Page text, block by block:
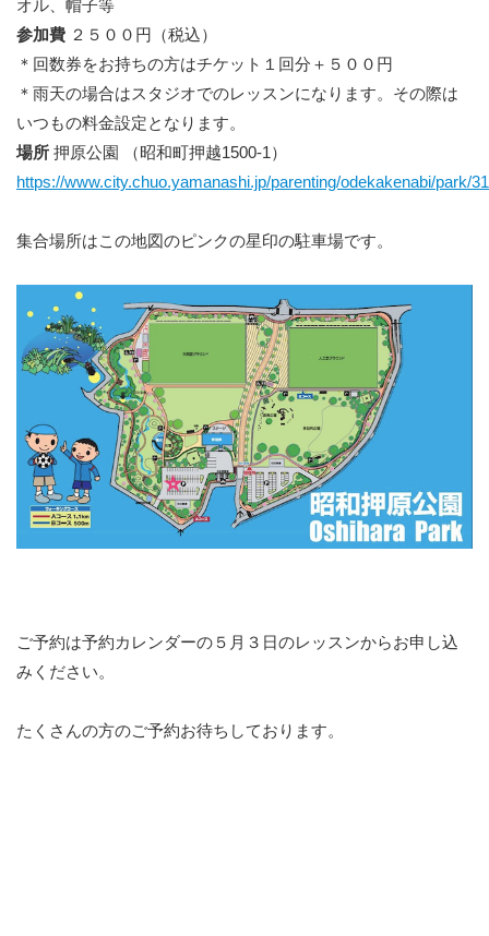
オル、帽子等
参加費 ２５００円（税込）
＊回数券をお持ちの方はチケット１回分＋５００円
＊雨天の場合はスタジオでのレッスンになります。その際は
いつもの料金設定となります。
場所 押原公園 （昭和町押越1500-1）
https://www.city.chuo.yamanashi.jp/parenting/odekakenabi/park/
集合場所はこの地図のピンクの星印の駐車場です。
ご予約は予約カレンダーの５月３日のレッスンからお申し込
みください。
たくさんの方のご予約お待ちしております。